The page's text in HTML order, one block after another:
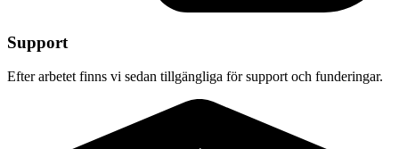
Support
Efter arbetet finns vi sedan tillgängliga för support och funderingar.